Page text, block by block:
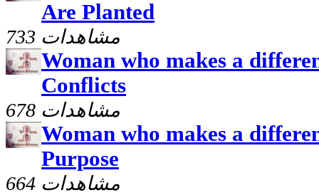
Are Planted
733 مشاهدات
Woman who makes a
Conflicts
678 مشاهدات
Woman who makes a
Purpose
664 مشاهدات